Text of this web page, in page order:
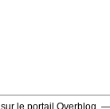
sur le portail Overblog